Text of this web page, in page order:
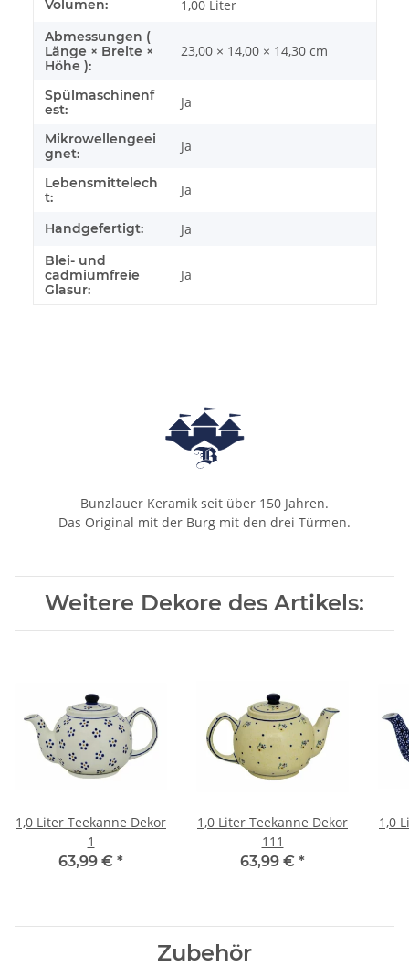
Volumen: 1,00 Liter
Abmessungen (
Länge × Breite ×
Höhe ):
23,00 × 14,00 × 14,30 cm
Spülmaschinenf
est:
Ja
Mikrowellengeei
gnet:
Ja
Lebensmittelech
t:
Ja
Handgefertigt: Ja
Blei- und
cadmiumfreie
Glasur:
Ja
Bunzlauer Keramik seit über 150 Jahren.
Das Original mit der Burg mit den drei Türmen.
Weitere Dekore des Artikels:
1,0 Liter Teekanne Dekor
1
63,99 € *
1,0 Liter Teekanne Dekor
111
63,99 € *
1,0
Zubehör